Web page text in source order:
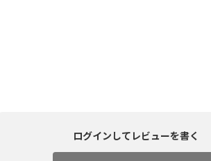
ログインしてレビューを書く